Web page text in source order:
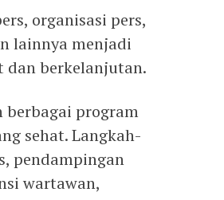
organisasi pers,
lainnya menjadi
dan berkelanjutan.
berbagai program
sehat. Langkah-
pendampingan
wartawan,